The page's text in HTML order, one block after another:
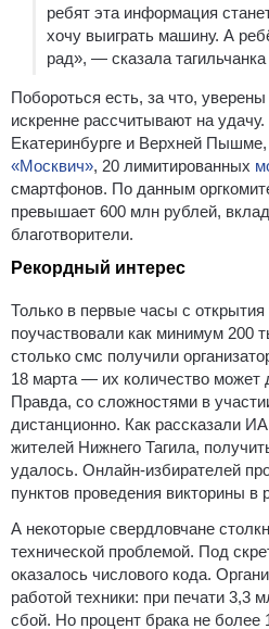
ребят эта информация
хочу выиграть машину. А
рад», — сказала
Побороться есть, за что,
искренне рассчитывают на
Екатеринбурге и Верхней Пышме,
«Москвич», 20 лимитированных
смартфонов. По данным
превышает 600 млн рублей,
благотворители.
Рекордный интерес
Только в первые часы с открытия
поучаствовали как минимум 200
столько смс получили
18 марта — их количество может
Правда, со сложностями в
дистанционно. Как рассказали
жителей Нижнего Тагила,
удалось. Онлайн-избирателей
пунктов проведения викторины в
А некоторые свердловчане
технической проблемой. Под
оказалось числового кода.
работой техники: при печати 3,3
сбой. Но процент брака не более